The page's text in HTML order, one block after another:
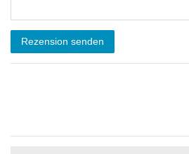
Rezension senden